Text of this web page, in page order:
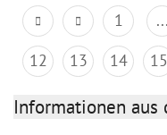
1 ...
12
13 14 15
Informationen aus